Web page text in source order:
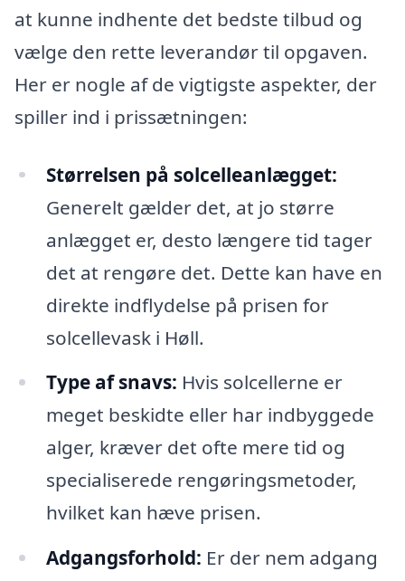
at kunne indhente det bedste tilbud og
vælge den rette leverandør til opgaven.
Her er nogle af de vigtigste aspekter, der
spiller ind i prissætningen:
Størrelsen på solcelleanlægget:
Generelt gælder det, at jo større
anlægget er, desto længere tid tager
det at rengøre det. Dette kan have en
direkte indflydelse på prisen for
solcellevask i Høll.
Type af snavs: Hvis solcellerne er
meget beskidte eller har indbyggede
alger, kræver det ofte mere tid og
specialiserede rengøringsmetoder,
hvilket kan hæve prisen.
Adgangsforhold: Er der nem adgang